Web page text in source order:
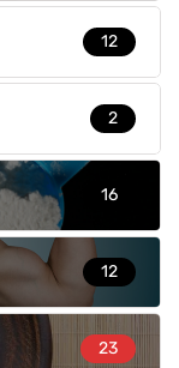
12
2
16
12
23